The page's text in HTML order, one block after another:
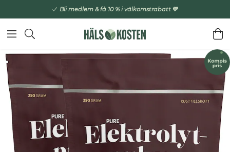
Bli medlem & få 10 % i välkomstrabatt 💚